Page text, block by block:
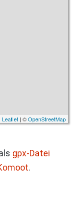
Leaflet | ©OpenStreetMap
gpx-Datei
.